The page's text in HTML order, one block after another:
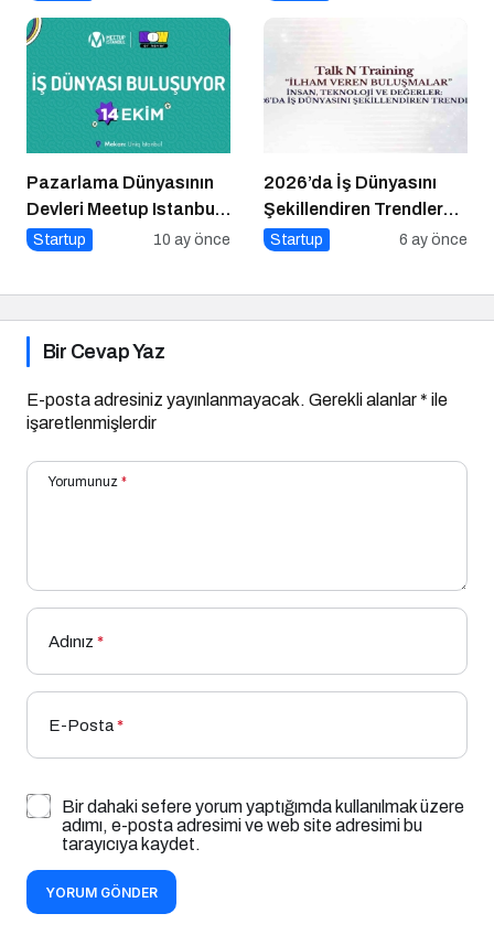
Pazarlama Dünyasının
Devleri Meetup Istanbul
2025’te Buluşuyor
Startup 10 ay önce
2026’da İş Dünyasını
Şekillendiren Trendler
Talk N Training “İlham
Startup 6 ay önce
Bir Cevap Yaz
E-posta adresiniz yayınlanmayacak. Gerekli alanlar* ile
işaretlenmişlerdir
Yorumunuz *
Adınız *
E-Posta*
Bir dahaki sefere yorum yaptığımda kullanılmak üzere
adımı, e-posta adresimi ve web site adresimi bu
tarayıcıya kaydet.
YORUM GÖNDER